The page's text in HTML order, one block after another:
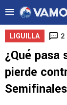
LIGUILLA 2
¿Qué pasa
pierde